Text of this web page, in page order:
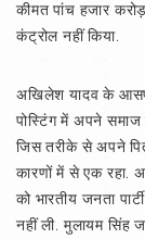
कीमत पांच हजार
कंट्रोल नहीं किया.
अखिलेश यादव के
पोस्टिंग में अपने समाज
जिस तरीके से अपने
कारणों में से एक रहा.
को भारतीय जनता
नहीं ली. मुलायम सिंह